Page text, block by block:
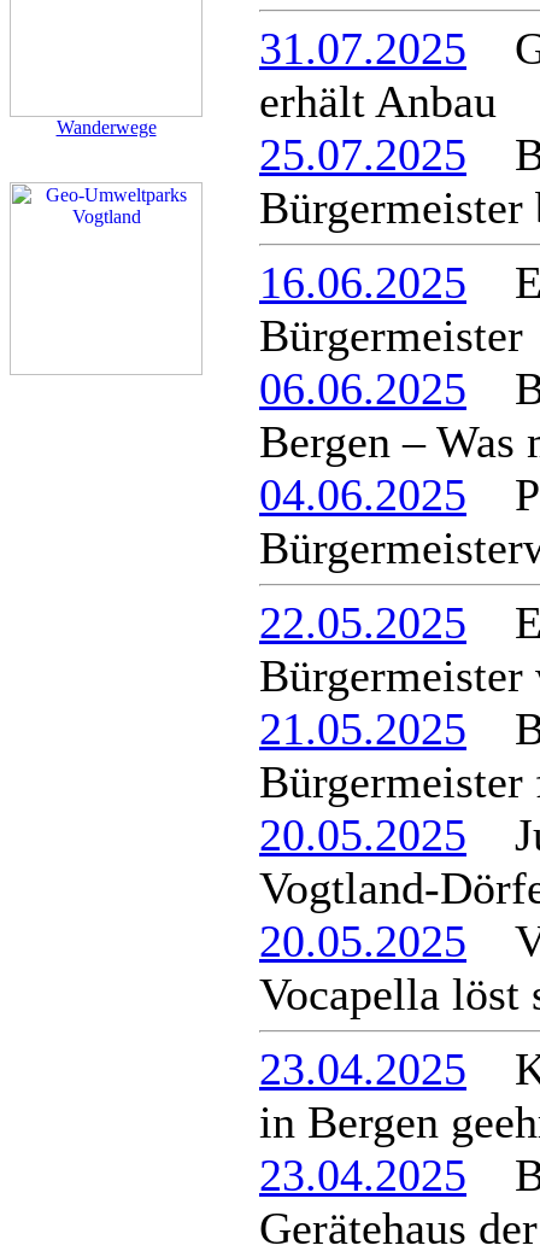
Wanderwege
31.07.2025
erhält Anbau
25.07.2025
16.06.2025
Bürgermeister
06.06.2025
Bergen – Was
04.06.2025
22.05.2025
Bürgermeister
21.05.2025
20.05.2025
Vogtland-
20.05.2025
Vocapella löst
23.04.2025
in Bergen
23.04.2025
Gerätehaus